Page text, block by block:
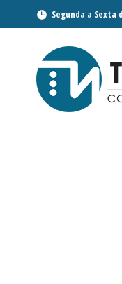
Segunda a Sexta